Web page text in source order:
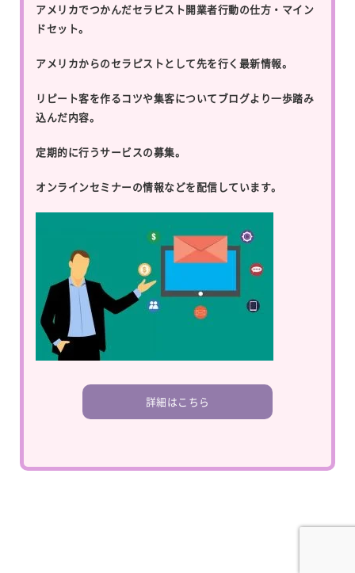
アメリカでつかんだセラピスト開業者行動の仕方・マイン
ドセット。
アメリカからのセラピストとして先を行く最新情報。
リピート客を作るコツや集客についてブログより一歩踏み
込んだ内容。
定期的に行うサービスの募集。
オンラインセミナーの情報などを配信しています。
詳細はこちら